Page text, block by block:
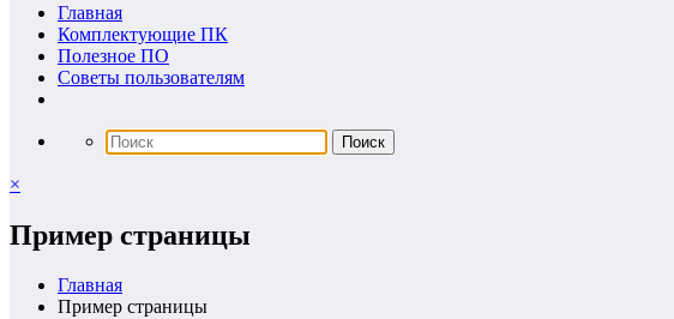
Главная
Комплектующие ПК
Полезное ПО
Советы пользователям
×
Пример страницы
Главная
Пример страницы